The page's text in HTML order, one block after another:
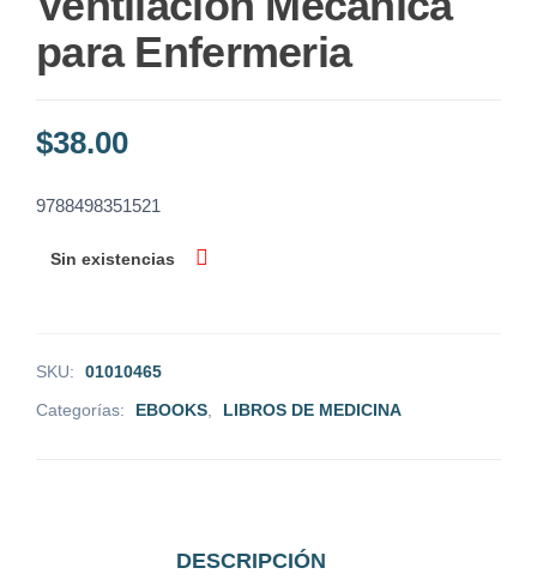
para Enfermeria
$38.00
9788498351521
Sin existencias
SKU:
01010465
Categorías:
EBOOKS LIBROS DE MEDICINA
DESCRIPCIÓN